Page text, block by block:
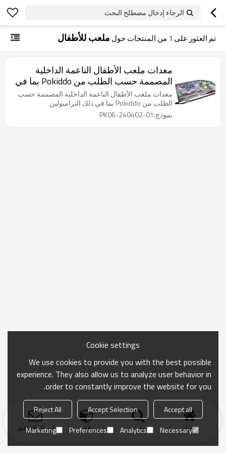
الرجاء إدخال مصطلح البحث
تم العثور على 1 من المنتجات حول ملعب للأطفال
معدات ملعب الأطفال الناعمة الداخلية
المصممة حسب الطلب من Pokiddo بما في
ذلك الترامبولين
معدات ملعب الأطفال الناعمة الداخلية المصممة حسب
الطلب من Pokiddo بما في ذلك الترامبولين
نموذج:PK06-240402-01
منزل بحث فئة ارسال التحقيق
Cookie settings
We use cookies to provide you with the best possible
experience. They also allow us to analyze user behavior in
order to constantly improve the website for you.
Accept all
Accept Selection
Reject All
Necessary
Analytics
Preferences
Marketing